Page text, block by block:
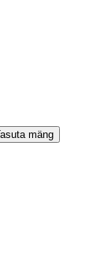
mäng